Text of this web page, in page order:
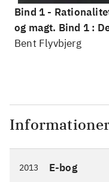
Bind 1 -
og magt. Bind 1 :
konkretes videnskab
Bent Flyvbjerg
2013 E-bog